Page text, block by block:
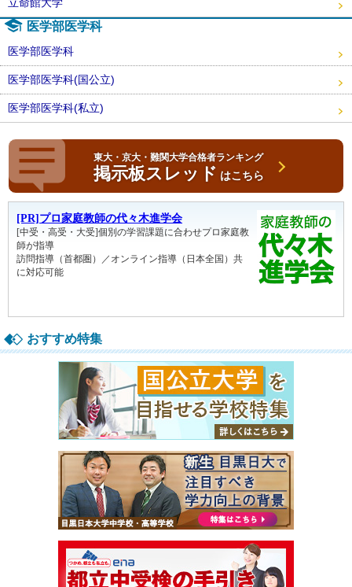
医学部医学科
医学部医学科
医学部医学科(国公立)
医学部医学科(私立)
東大・京大・難関大学合格者ランキング
掲示板スレッド はこちら
おすすめ特集